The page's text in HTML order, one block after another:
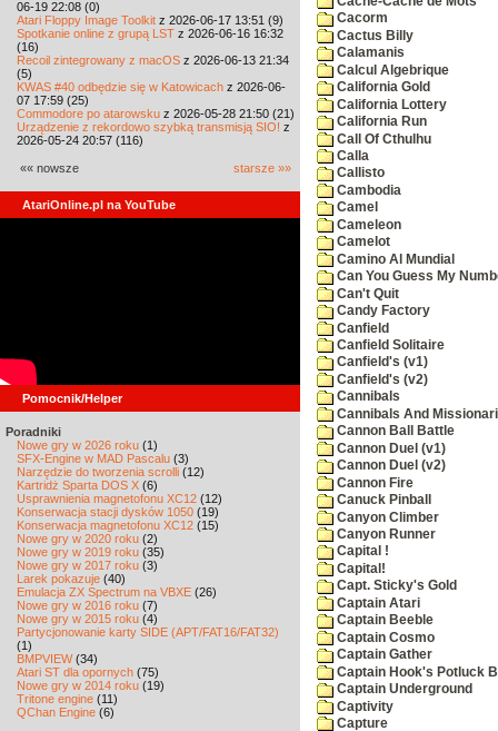
06-19 22:08 (0)
Atari Floppy Image Toolkit z 2026-06-17 13:51 (9)
Spotkanie online z grupą LST z 2026-06-16 16:32
(16)
Recoil zintegrowany z macOS z 2026-06-13 21:34
(5)
KWAS #40 odbędzie się w Katowicach z 2026-06-
07 17:59 (25)
Commodore po atarowsku z 2026-05-28 21:50 (21)
Urządzenie z rekordowo szybką transmisją SIO! z
2026-05-24 20:57 (116)
«« nowsze starsze »»
AtariOnline.pl na YouTube
Pomocnik/Helper
Poradniki
Nowe gry w 2026 roku (1)
SFX-Engine w MAD Pascalu (3)
Narzędzie do tworzenia scrolli (12)
Kartridż Sparta DOS X (6)
Usprawnienia magnetofonu XC12 (12)
Konserwacja stacji dysków 1050 (19)
Konserwacja magnetofonu XC12 (15)
Nowe gry w 2020 roku (2)
Nowe gry w 2019 roku (35)
Nowe gry w 2017 roku (3)
Larek pokazuje (40)
Emulacja ZX Spectrum na VBXE (26)
Nowe gry w 2016 roku (7)
Nowe gry w 2015 roku (4)
Partycjonowanie karty SIDE (APT/FAT16/FAT32)
(1)
BMPVIEW(34)
Atari ST dla opornych (75)
Nowe gry w 2014 roku (19)
Tritone engine (11)
QChan Engine (6)
Cacorm
Cactus Billy
Calamanis
Calcul Algebrique
California Gold
California Lottery
California Run
Call Of Cthulhu
Calla
Callisto
Cambodia
Camel
Cameleon
Camelot
Camino Al Mundial
Can You Guess My
Can't Quit
Candy Factory
Canfield
Canfield Solitaire
Canfield's (v1)
Canfield's (v2)
Cannibals
Cannibals And
Cannon Ball Battle
Cannon Duel (v1)
Cannon Duel (v2)
Cannon Fire
Canuck Pinball
Canyon Climber
Canyon Runner
Capital !
Capital!
Capt. Sticky's Gold
Captain Atari
Captain Beeble
Captain Cosmo
Captain Gather
Captain Hook's Potluck
Captain Underground
Captivity
Capture